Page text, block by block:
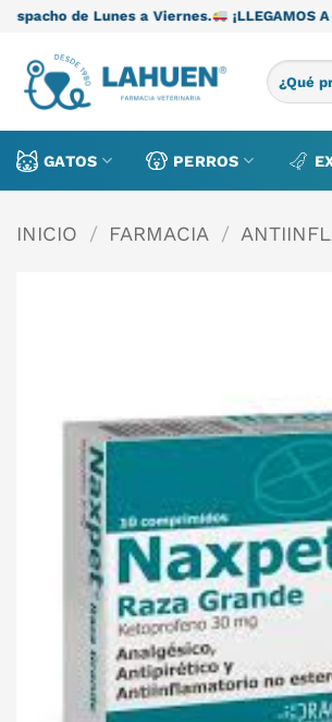
Saltar
contenido
a Viernes. ¡LLEGAMOS A TODO
Buscar
por:
GATOS PERROS
INICIO / FARMACIA /